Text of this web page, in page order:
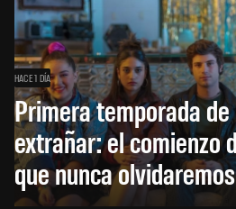
HACE 1 DÍA
Primera temporada
extrañar: el comienzo
que nunca olvidaremos